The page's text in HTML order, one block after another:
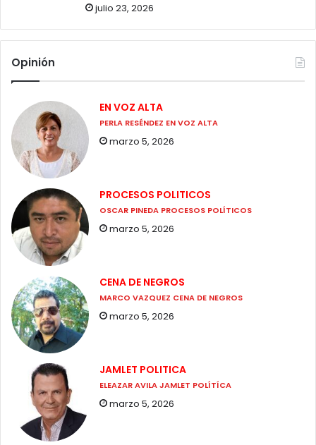
julio 23, 2026
Opinión
EN VOZ ALTA
PERLA RESÉNDEZ EN VOZ ALTA
marzo 5, 2026
PROCESOS POLITICOS
OSCAR PINEDA PROCESOS POLÍTICOS
marzo 5, 2026
CENA DE NEGROS
MARCO VAZQUEZ CENA DE NEGROS
marzo 5, 2026
JAMLET POLITICA
ELEAZAR AVILA JAMLET POLÍTÍCA
marzo 5, 2026